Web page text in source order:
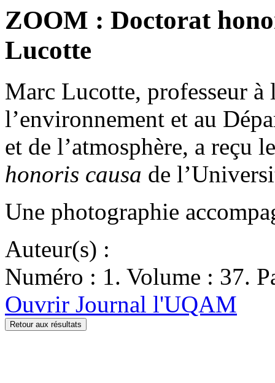
ZOOM : Doctorat
Lucotte
Marc Lucotte, professeur à
l’environnement et au
et de l’atmosphère, a reçu
honoris causa de
Une photographie
Auteur(s) :
Numéro : 1. Volume : 37.
Ouvrir Journal l'UQAM
Retour aux résultats